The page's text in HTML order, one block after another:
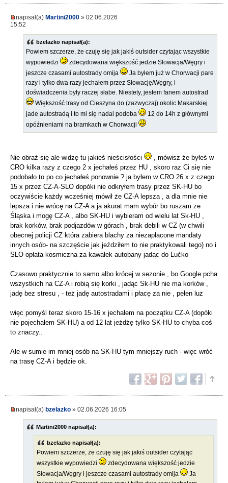
napisał(a) Martini2000 » 02.06.2026
15:52
bzelazko napisał(a):
Powiem szczerze, że czuję się jak jakiś outsider czytając wszystkie
wypowiedzi
zdecydowana większość jedzie Słowacja/Węgry i
jeszcze czasami autostrady omija
Ja byłem już w Chorwacji pare
razy i tylko dwa razy jechałem przez Słowację/Węgry, i
doświadczenia były raczej słabe. Niestety, jestem fanem autostrad
Większość trasy od Cieszyna do (zazwyczaj) okolic Makarskiej
jade autostradą i to mi się nadal podoba
12 do 14h z głównymi
opóźnieniami na bramkach w Chorwacji
Nie obraź się ale widzę tu jakieś nieścisłości
, mówisz że byłeś w
CRO kilka razy z czego 2 x jechałeś przez HU , skoro raz Ci się nie
podobało to po co jechałeś ponownie ? ja byłem w CRO 26 x z czego
15 x przez CZ-A-SLO dopóki nie odkryłem trasy przez SK-HU bo
oczywiście każdy wcześniej mówił że CZ-A lepsza , a dla mnie nie
lepsza i nie wrócę na CZ-A a ja akurat mam wybór bo ruszam ze
Śląska i mogę CZ-A , albo SK-HU i wybieram od wielu lat Sk-HU ,
brak korków, brak podjazdów w górach , brak debili w CZ (w chwili
obecnej policji CZ która zabiera blachy za niezapłacone mandaty
innych osób- na szczęście jak jeździłem to nie praktykowali tego) no i
SLO opłata kosmiczna za kawałek autobany jadąc do Lućko
Czasowo praktycznie to samo albo krócej w sezonie , bo Google pcha
wszystkich na CZ-A i robią się korki , jadąc Sk-HU nie ma korków ,
jadę bez stresu , - też jadę autostradami i płacę za nie , pełen luz
więc pomyśl teraz skoro 15-16 x jechałem na początku CZ-A (dopóki
nie pojechałem SK-HU) a od 12 lat jeżdżę tylko SK-HU to chyba coś
to znaczy..
Ale w sumie im mniej osób na SK-HU tym mniejszy ruch - więc wróć
na trasę CZ-A i będzie ok.
napisał(a) bzelazko » 02.06.2026 16:05
Martini2000 napisał(a):
bzelazko napisał(a):
Powiem szczerze, że czuję się jak jakiś outsider czytając
wszystkie wypowiedzi
zdecydowana większość jedzie
Słowacja/Węgry i jeszcze czasami autostrady omija
Ja